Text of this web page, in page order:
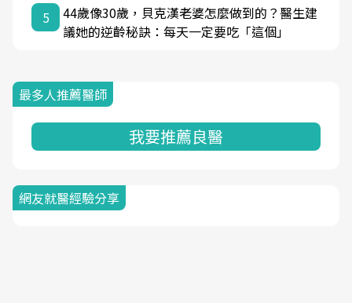
5
44歲像30歲，貝克漢老婆怎麼做到的？醫生建
議她的逆齡秘訣：每天一定要吃「這個」
最多人推薦醫師
我要推薦良醫
網友就醫經驗分享